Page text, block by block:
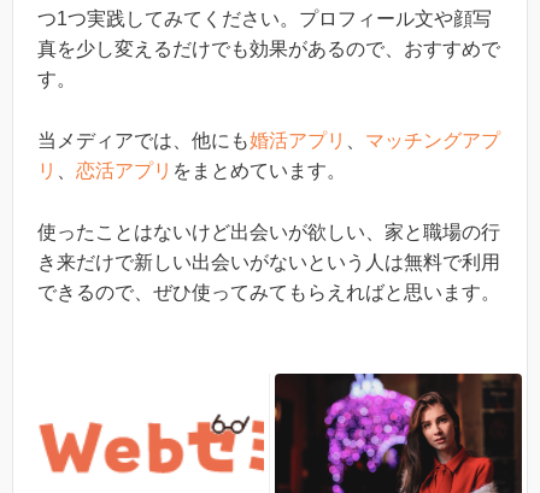
つ1つ実践してみてください。プロフィール文や顔写
真を少し変えるだけでも効果があるので、おすすめで
す。
当メディアでは、他にも婚活アプリ
マッチングアプ
リ
恋活アプリ をまとめています。
使ったことはないけど出会いが欲しい、家と職場の行
き来だけで新しい出会いがないという人は無料で利用
できるので、ぜひ使ってみてもらえればと思います。